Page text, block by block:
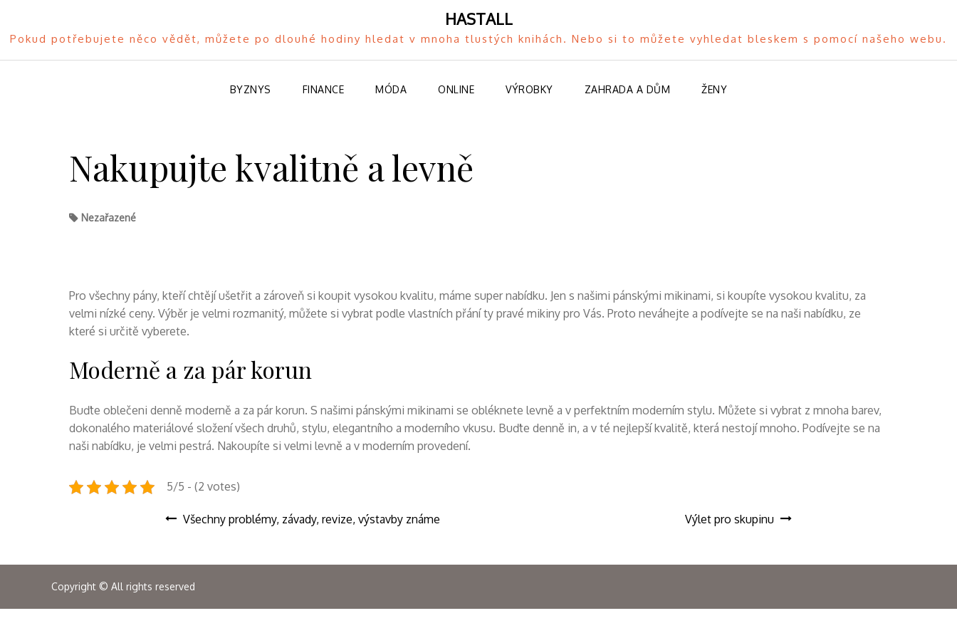
HASTALL
Pokud potřebujete něco vědět, můžete po dlouhé hodiny hledat v mnoha tlustých knihách. Nebo si to můžete vyhledat bleskem s pomocí našeho webu.
BYZNYS FINANCE MÓDA ONLINE VÝROBKY ZAHRADA A DŮM ŽENY
Nakupujte kvalitně a levně
Nezařazené
Pro všechny pány, kteří chtějí ušetřit a zároveň si koupit vysokou kvalitu, máme super nabídku. Jen s našimi pánskými mikinami, si koupíte vysokou kvalitu, za
velmi nízké ceny. Výběr je velmi rozmanitý, můžete si vybrat podle vlastních přání ty pravé mikiny pro Vás. Proto neváhejte a podívejte se na naši nabídku, ze
které si určitě vyberete.
Moderně a za pár korun
Buďte oblečeni denně moderně a za pár korun. S našimi pánskými mikinami se obléknete levně a v perfektním moderním stylu. Můžete si vybrat z mnoha barev,
dokonalého materiálové složení všech druhů, stylu, elegantního a moderního vkusu. Buďte denně in, a v té nejlepší kvalitě, která nestojí mnoho. Podívejte se na
naši nabídku, je velmi pestrá. Nakoupíte si velmi levně a v moderním provedení.
5/5 - (2 votes)
Navigace
pro
příspěvek
Všechny problémy, závady, revize, výstavby známe Výlet pro skupinu
Copyright © All rights reserved